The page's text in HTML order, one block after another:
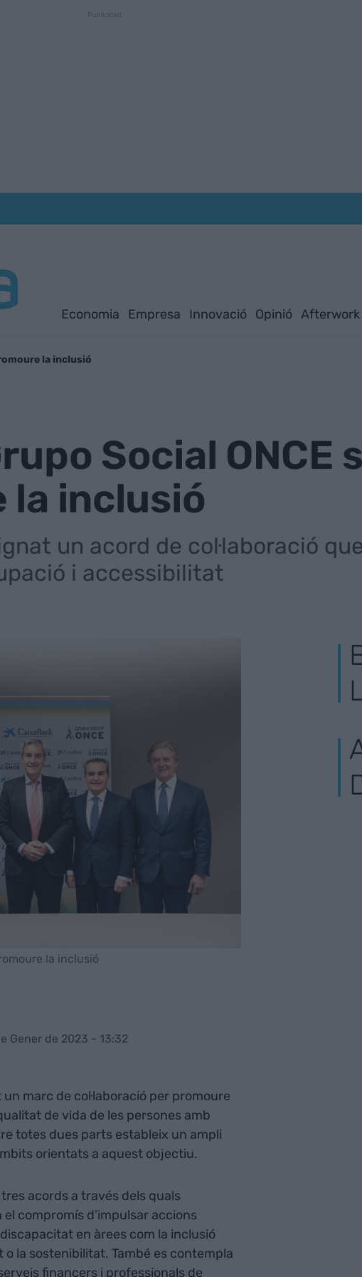
Economia Empresa Innovació Opinió Afterwork
la inclusió
Social ONCE
la inclusió
un acord de col·laboració
i accessibilitat
la inclusió
Gener de 2023 - 13:32
marc de col·laboració per promoure
de vida de les persones amb
totes dues parts estableix un ampli
orientats a aquest objectiu.
acords a través dels quals
el compromís d’impulsar accions
en àrees com la inclusió
o la sostenibilitat. També es contempla
financers i professionals de